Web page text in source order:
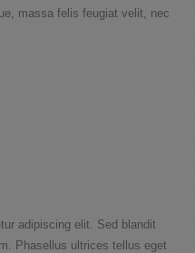
massa felis feugiat velit, nec
adipiscing elit. Sed blandit
Phasellus ultrices tellus eget